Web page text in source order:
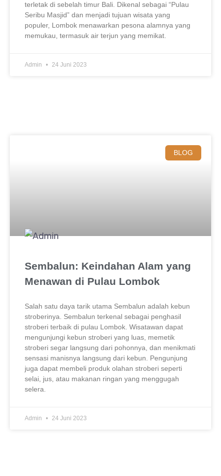
terletak di sebelah timur Bali. Dikenal sebagai “Pulau
Seribu Masjid” dan menjadi tujuan wisata yang
populer, Lombok menawarkan pesona alamnya yang
memukau, termasuk air terjun yang memikat.
Admin 24 Juni 2023
BLOG
Sembalun: Keindahan Alam yang
Menawan di Pulau Lombok
Salah satu daya tarik utama Sembalun adalah kebun
stroberinya. Sembalun terkenal sebagai penghasil
stroberi terbaik di pulau Lombok. Wisatawan dapat
mengunjungi kebun stroberi yang luas, memetik
stroberi segar langsung dari pohonnya, dan menikmati
sensasi manisnya langsung dari kebun. Pengunjung
juga dapat membeli produk olahan stroberi seperti
selai, jus, atau makanan ringan yang menggugah
selera.
Admin 24 Juni 2023